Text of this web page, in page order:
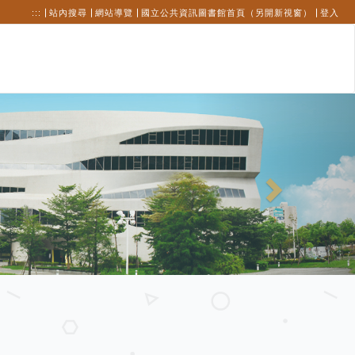
::: 站內搜尋 網站導覽 國立公共資訊圖書館首頁（另開新視窗） 登入